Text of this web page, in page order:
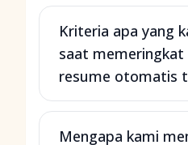
Kriteria apa yang
saat memeringkat
resume otomatis
Mengapa kami